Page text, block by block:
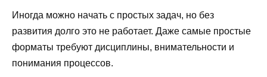
Иногда можно начать с простых задач, но без
развития долго это не работает. Даже самые простые
форматы требуют дисциплины, внимательности и
понимания процессов.